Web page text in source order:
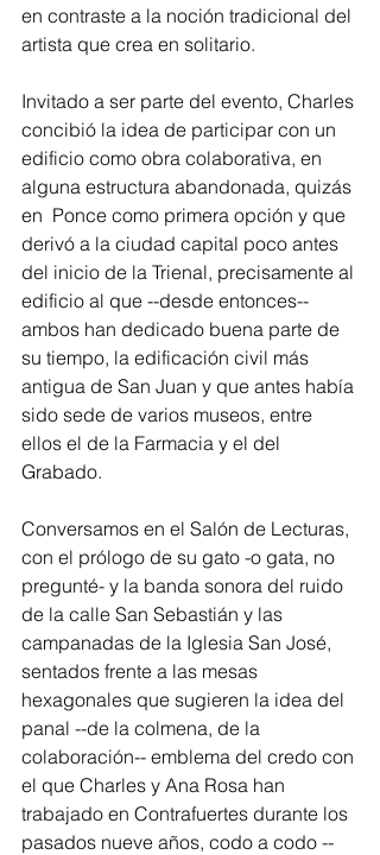
en contraste a la noción tradicional del
artista que crea en solitario.
Invitado a ser parte del evento, Charles
concibió la idea de participar con un
edificio como obra colaborativa, en
alguna estructura abandonada, quizás
en  Ponce como primera opción y que
derivó a la ciudad capital poco antes
del inicio de la Trienal, precisamente al
edificio al que --desde entonces--
ambos han dedicado buena parte de
su tiempo, la edificación civil más
antigua de San Juan y que antes había
sido sede de varios museos, entre
ellos el de la Farmacia y el del
Grabado.
Conversamos en el Salón de Lecturas,
con el prólogo de su gato -o gata, no
pregunté- y la banda sonora del ruido
de la calle San Sebastián y las
campanadas de la Iglesia San José,
sentados frente a las mesas
hexagonales que sugieren la idea del
panal --de la colmena, de la
colaboración-- emblema del credo con
el que Charles y Ana Rosa han
trabajado en Contrafuertes durante los
pasados nueve años, codo a codo --